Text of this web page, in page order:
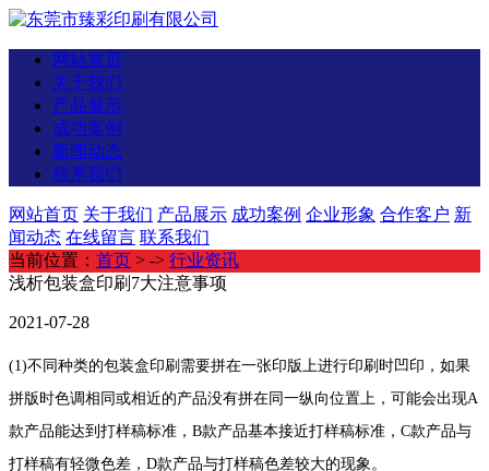
网站首页
关于我们
产品展示
成功案例
新闻动态
联系我们
网站首页 关于我们 产品展示 成功案例 企业形象 合作客户 新
闻动态 在线留言 联系我们
当前位置： 首页 > -> 行业资讯
浅析包装盒印刷7大注意事项
2021-07-28
(1)不同种类的包装盒印刷需要拼在一张印版上进行印刷时凹印，如果
拼版时色调相同或相近的产品没有拼在同一纵向位置上，可能会出现A
款产品能达到打样稿标准，B款产品基本接近打样稿标准，C款产品与
打样稿有轻微色差，D款产品与打样稿色差较大的现象。